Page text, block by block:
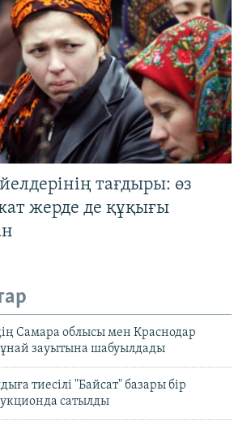
тағдыры: өз
жерде де құқығы
Самара облысы мен Краснодар
зауытына шабуылдады
тиесілі "Байсат" базары бір
сатылды